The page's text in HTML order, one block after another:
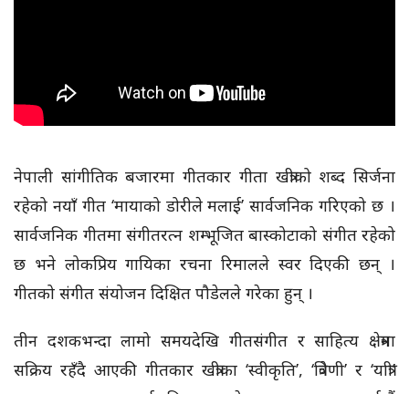
नेपाली सांगीतिक बजारमा गीतकार गीता खत्रीको शब्द सिर्जना
रहेको नयाँ गीत ‘मायाको डोरीले मलाई’ सार्वजनिक गरिएको छ ।
सार्वजनिक गीतमा संगीतरत्न शम्भूजित बास्कोटाको संगीत रहेको
छ भने लोकप्रिय गायिका रचना रिमालले स्वर दिएकी छन् ।
गीतको संगीत संयोजन दिक्षित पौडेलले गरेका हुन् ।
तीन दशकभन्दा लामो समयदेखि गीतसंगीत र साहित्य क्षेत्रमा
सक्रिय रहँदै आएकी गीतकार खत्रीका ‘स्वीकृति’, ‘त्रिवेणी’ र ‘यात्री’